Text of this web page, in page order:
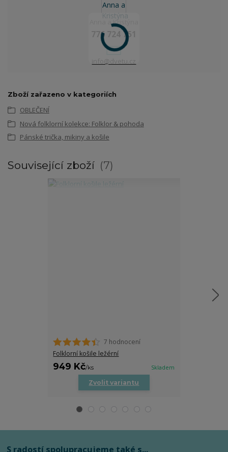
Anna a Kristýna
776 724 751
info@dvetu.cz
Zboží zařazeno v kategoriích
OBLEČENÍ
Nová folklorní kolekce: Folklor & pohoda
Pánské trička, mikiny a košile
Související zboží 7
7 hodnocení
Folklorní košile ležérní
949 Kč/ks Skladem
Zvolit variantu
S radostí spolupracujeme také s...